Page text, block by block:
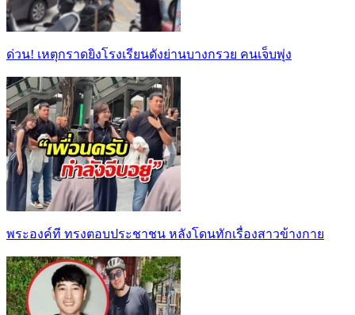
ด่วน! เหตุกราดยิงโรงเรียนดังย่านบางกรวย คนเจ็บพุ่ง
พระองค์ที ทรงตอบประชาชน หลังโดนทักเรื่องสาวข้างกาย